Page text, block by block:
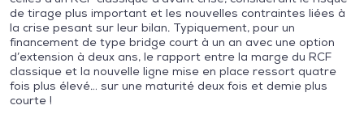
de tirage plus important et les nouvelles contraintes liées à
la crise pesant sur leur bilan. Typiquement, pour un
financement de type bridge court à un an avec une option
d’extension à deux ans, le rapport entre la marge du RCF
classique et la nouvelle ligne mise en place ressort quatre
fois plus élevé… sur une maturité deux fois et demie plus
courte !